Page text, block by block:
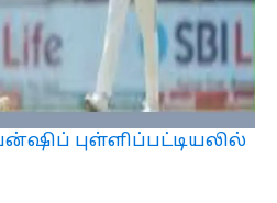
புள்ளிப்பட்டியலில்